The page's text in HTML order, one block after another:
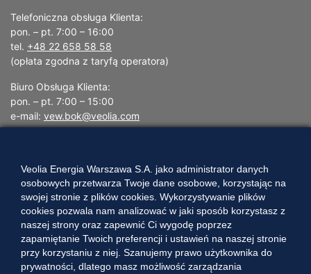
Telefoniczna obsługa Klienta:
pon. – pt. 7:00 – 16:00
tel. +48 22 658 58 58
(opłata zgodna z taryfą operatora)
Biuro Obsługa Klienta:
pon. – pt. 7:00 – 15:00
e-mail: vew.bok@veolia.com
CIEPŁO SYSTEMOWE
Zalety ciepła systemowego
Pomyśl ciepło o lokatorach – nie wyłączaj węzła!
Veolia Energia Warszawa S.A. jako administrator danych
osobowych przetwarza Twoje dane osobowe, korzystając na
swojej stronie z plików cookies. Wykorzystywanie plików
cookies pozwala nam analizować w jaki sposób korzystasz z
naszej strony oraz zapewnić Ci wygodę poprzez
zapamiętanie Twoich preferencji i ustawień na naszej stronie
przy korzystaniu z niej. Szanujemy prawo użytkownika do
prywatności, dlatego masz możliwość zarządzania